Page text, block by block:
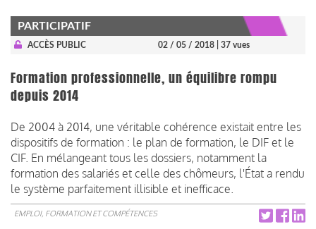
PARTICIPATIF
ACCÈS PUBLIC 02 / 05 / 2018 | 37 vues
Formation professionnelle, un équilibre rompu
depuis 2014
De 2004 à 2014, une véritable cohérence existait entre les
dispositifs de formation : le plan de formation, le DIF et le
CIF. En mélangeant tous les dossiers, notamment la
formation des salariés et celle des chômeurs, l'État a rendu
le système parfaitement illisible et inefficace.
EMPLOI, FORMATION ET COMPÉTENCES